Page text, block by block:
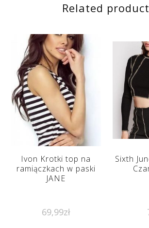
Related
Ivon Krotki top na
ramiączkach w paski
JANE
69,99zł
Sixth